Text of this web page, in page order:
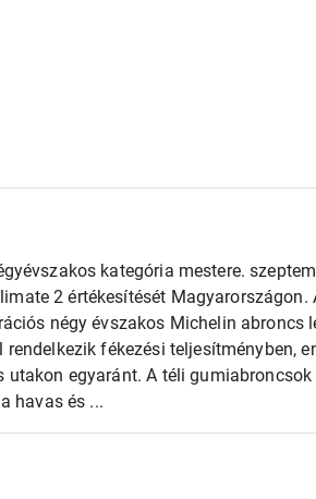
kategória mestere.
2 értékesítését Magyarországon.
négy évszakos Michelin abroncs
fékezési teljesítményben,
utakon egyaránt. A téli
havas és ...